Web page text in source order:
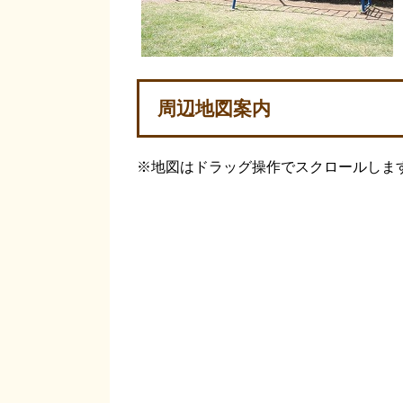
周辺地図案内
※地図はドラッグ操作でスクロールしま